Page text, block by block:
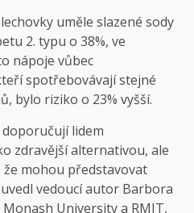
uměle slazené sody
2. typu o 38%, ve
nápoje vůbec
spotřebovávají stejné
bylo riziko o 23% vyšší.
doporučují lidem
zdravější alternativou, ale
že mohou představovat
vedoucí autor Barbora
University a RMIT,